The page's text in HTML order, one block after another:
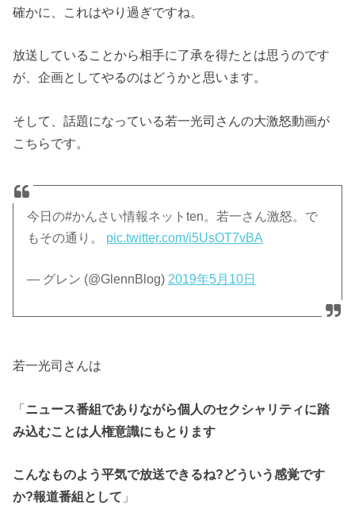
確かに、これはやり過ぎですね。
放送していることから相手に了承を得たとは思うのです
が、企画としてやるのはどうかと思います。
そして、話題になっている若一光司さんの大激怒動画が
こちらです。
今日の#かんさい情報ネットten。若一さん激怒。で
もその通り。 pic.twitter.com/i5UsOT7vBA
— グレン (@GlennBlog) 2019年5月10日
若一光司さんは
「 ニュース番組でありながら個人のセクシャリティに踏
み込むことは人権意識にもとります
こんなものよう平気で放送できるね?どういう感覚です
か?報道番組として 」